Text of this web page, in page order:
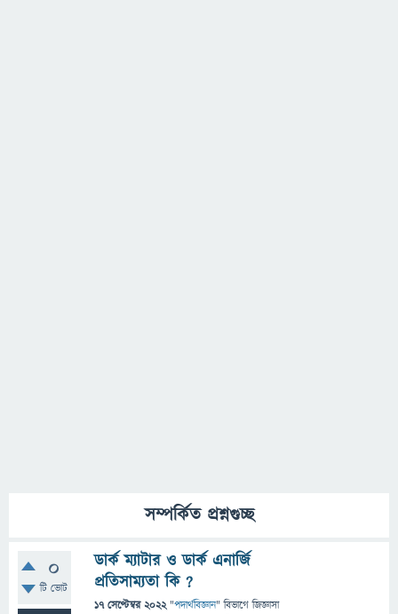
সম্পর্কিত প্রশ্নগুচ্ছ
0
টি ভোট
ডার্ক ম্যাটার ও ডার্ক এনার্জি
প্রতিসাম্যতা কি ?
17 সেপ্টেম্বর 2022 "পদার্থবিজ্ঞান" বিভাগে জিজ্ঞাসা